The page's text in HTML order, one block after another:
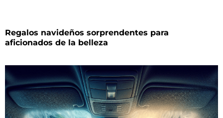
Regalos navideños sorprendentes para
aficionados de la belleza